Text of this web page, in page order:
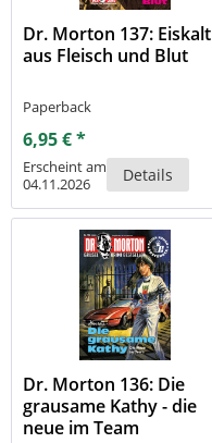
Dr. Morton 137: Eiskalt
aus Fleisch und Blut
Paperback
6,95 € *
Erscheint am
04.11.2026
Details
Dr. Morton 136: Die
grausame Kathy - die
neue im Team